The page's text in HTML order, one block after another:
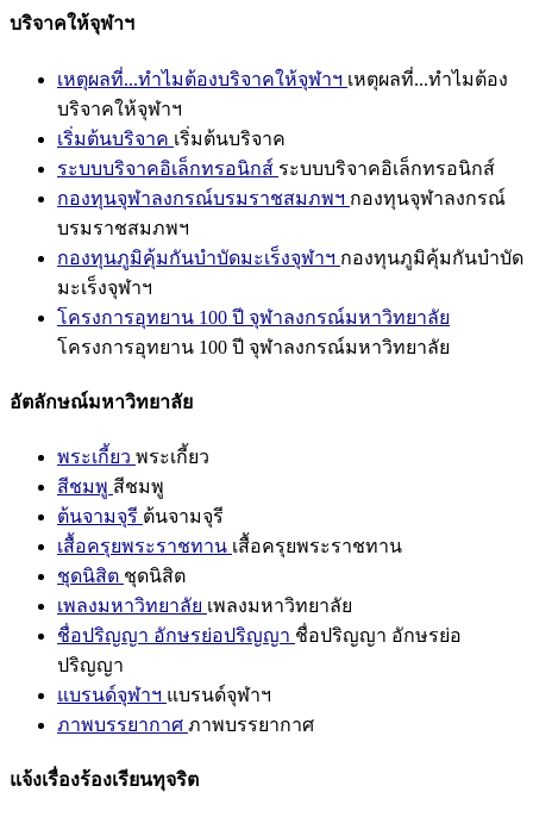
บริจาคให้จุฬาฯ
เหตุผลที่...ทำไมต้องบริจาคให้จุฬาฯ เหตุผลที่...ทำไมต้อง
บริจาคให้จุฬาฯ
เริ่มต้นบริจาค เริ่มต้นบริจาค
ระบบบริจาคอิเล็กทรอนิกส์ ระบบบริจาคอิเล็กทรอนิกส์
กองทุนจุฬาลงกรณ์บรมราชสมภพฯ กองทุนจุฬาลงกรณ์
บรมราชสมภพฯ
กองทุนภูมิคุ้มกันบำบัดมะเร็งจุฬาฯ กองทุนภูมิคุ้มกันบำบัด
มะเร็งจุฬาฯ
โครงการอุทยาน 100 ปี จุฬาลงกรณ์มหาวิทยาลัย
โครงการอุทยาน 100 ปี จุฬาลงกรณ์มหาวิทยาลัย
อัตลักษณ์มหาวิทยาลัย
พระเกี้ยว พระเกี้ยว
สีชมพู สีชมพู
ต้นจามจุรี ต้นจามจุรี
เสื้อครุยพระราชทาน เสื้อครุยพระราชทาน
ชุดนิสิต ชุดนิสิต
เพลงมหาวิทยาลัย เพลงมหาวิทยาลัย
ชื่อปริญญา อักษรย่อปริญญา ชื่อปริญญา อักษรย่อ
ปริญญา
แบรนด์จุฬาฯ แบรนด์จุฬาฯ
ภาพบรรยากาศ ภาพบรรยากาศ
แจ้งเรื่องร้องเรียนทุจริต